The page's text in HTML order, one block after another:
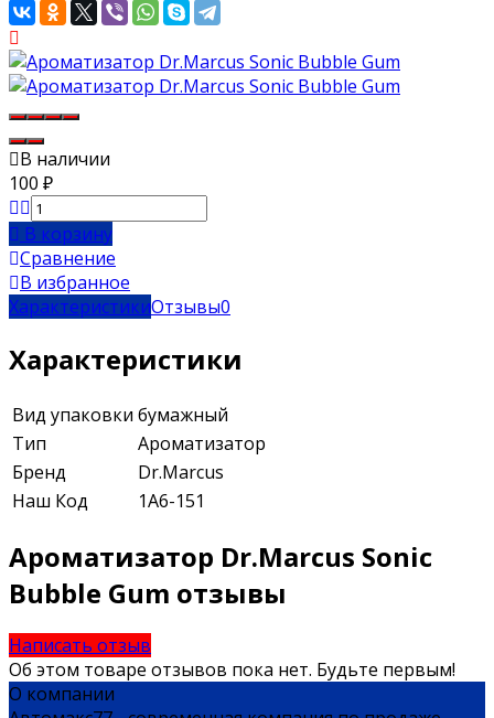
В наличии
100 ₽
В корзину
Сравнение
В избранное
ХарактеристикиОтзывы0
Характеристики
Вид упаковки бумажный
Тип
Ароматизатор
Бренд
Dr.Marcus
Наш Код
1А6-151
Ароматизатор Dr.Marcus Sonic
Bubble Gum отзывы
Написать отзыв
Об этом товаре отзывов пока нет. Будьте первым!
О компании